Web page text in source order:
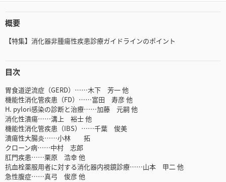
概要
【特集】消化器非腫瘍性疾患診療ガイドラインのポイント
目次
胃食道逆流症（GERD）……木下 芳一 他
機能性消化管疾患（FD）……富田 寿彦 他
H. pylori感染の診断と治療……加藤 元嗣 他
消化性潰瘍……溝上 裕士 他
機能性消化管疾患（IBS）……千葉 俊美
潰瘍性大腸炎……小林 拓
クローン病……中村 志郎
肛門疾患……栗原 浩幸 他
抗血栓薬服用者に対する消化器内視鏡診療……山本 甲二 他
急性腹症……真弓 俊彦 他